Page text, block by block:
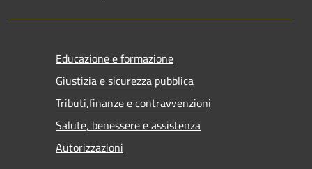
Educazione e formazione
Giustizia e sicurezza pubblica
Tributi,finanze e contravvenzioni
Salute, benessere e assistenza
Autorizzazioni